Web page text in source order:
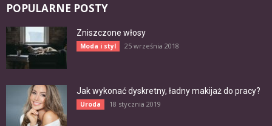
POPULARNE POSTY
Zniszczone włosy
Moda i styl 25 września 2018
Jak wykonać dyskretny, ładny makijaż do pracy?
Uroda 18 stycznia 2019